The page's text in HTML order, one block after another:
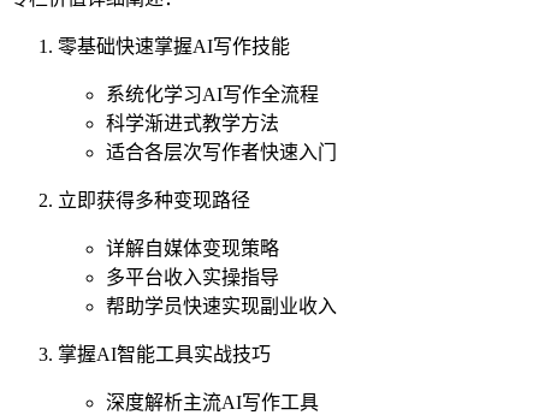
零基础快速掌握AI写作技能
系统化学习AI写作全流程
科学渐进式教学方法
适合各层次写作者快速入门
立即获得多种变现路径
详解自媒体变现策略
多平台收入实操指导
帮助学员快速实现副业收入
掌握AI智能工具实战技巧
深度解析主流AI写作工具